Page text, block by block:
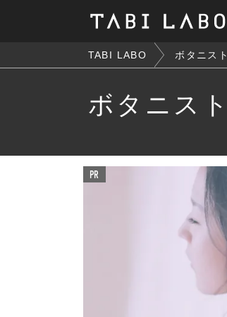
TABI LABO ボタニスト
ボタニスト
PR